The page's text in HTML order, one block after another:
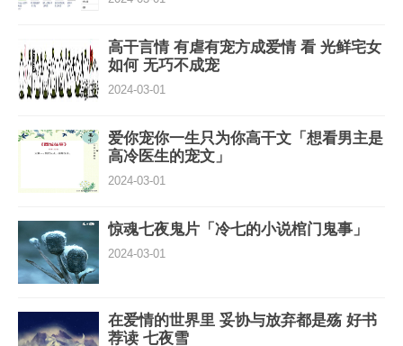
高干言情 有虐有宠方成爱情 看 光鲜宅女
如何 无巧不成宠
2024-03-01
爱你宠你一生只为你高干文「想看男主是
高冷医生的宠文」
2024-03-01
惊魂七夜鬼片「冷七的小说棺门鬼事」
2024-03-01
在爱情的世界里 妥协与放弃都是殇 好书
荐读 七夜雪